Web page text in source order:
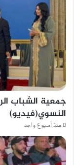
جمعية الشباب
النسوي(فيديو)
منذ أسبوع واحد